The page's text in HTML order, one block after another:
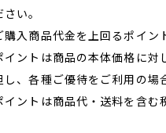
さい。
購入商品代金を上回るポイン
イントは商品の本体価格に対
、各種ご優待をご利用の場
イントは商品代・送料を含む